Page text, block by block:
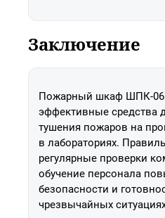
Заключение
Пожарный шкаф ШПК-06
эффективные средства
тушения пожаров на
в лабораториях.
регулярные проверки
обучение персонала
безопасности и
чрезвычайных